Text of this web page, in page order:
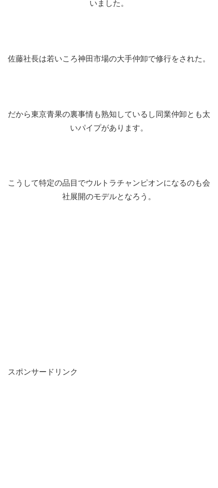
いました。
佐藤社長は若いころ神田市場の大手仲卸で修行をされた。
だから東京青果の裏事情も熟知しているし同業仲卸とも太
いパイプがあります。
こうして特定の品目でウルトラチャンピオンになるのも会
社展開のモデルとなろう。
スポンサードリンク